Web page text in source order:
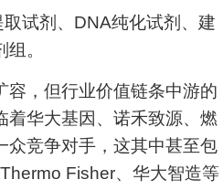
试剂、DNA纯化试剂、建
。
，但行业价值链条中游的
着华大基因、诺禾致源、燃
众竞争对手，这其中甚至包
Fisher、 华大智造等